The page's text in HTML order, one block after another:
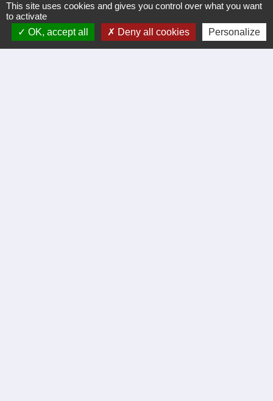
Nous contacter
Commune de Meyrannes
2 rue Royal
This site uses cookies and gives you control over what you want
to activate
OK, accept all
Deny all cookies Personalize